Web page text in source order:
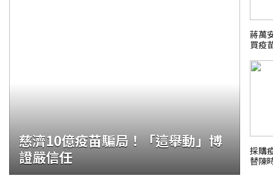
慈濟10億疫苗騙局！「這舉動」博
證嚴信任
蔣萬
買疫
採購
替陳